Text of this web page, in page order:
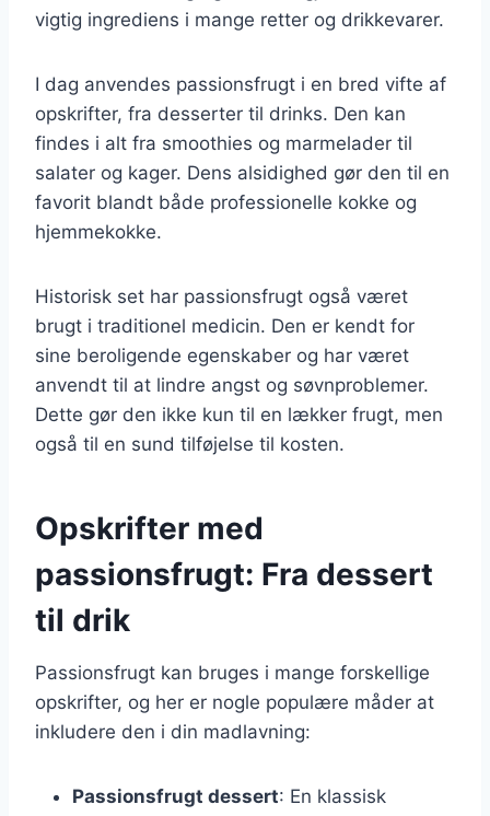
vigtig ingrediens i mange retter og drikkevarer.
I dag anvendes passionsfrugt i en bred vifte af
opskrifter, fra desserter til drinks. Den kan
findes i alt fra smoothies og marmelader til
salater og kager. Dens alsidighed gør den til en
favorit blandt både professionelle kokke og
hjemmekokke.
Historisk set har passionsfrugt også været
brugt i traditionel medicin. Den er kendt for
sine beroligende egenskaber og har været
anvendt til at lindre angst og søvnproblemer.
Dette gør den ikke kun til en lækker frugt, men
også til en sund tilføjelse til kosten.
Opskrifter med
passionsfrugt: Fra dessert
til drik
Passionsfrugt kan bruges i mange forskellige
opskrifter, og her er nogle populære måder at
inkludere den i din madlavning:
Passionsfrugt dessert: En klassisk